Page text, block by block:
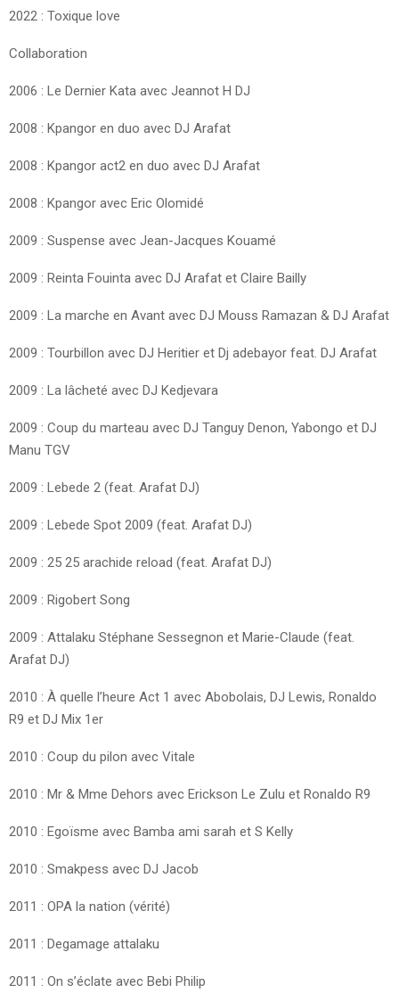
2022 : Toxique love
Collaboration
2006 : Le Dernier Kata avec Jeannot H DJ
2008 : Kpangor en duo avec DJ Arafat
2008 : Kpangor act2 en duo avec DJ Arafat
2008 : Kpangor avec Eric Olomidé
2009 : Suspense avec Jean-Jacques Kouamé
2009 : Reinta Fouinta avec DJ Arafat et Claire Bailly
2009 : La marche en Avant avec DJ Mouss Ramazan & DJ Arafat
2009 : Tourbillon avec DJ Heritier et Dj adebayor feat. DJ Arafat
2009 : La lâcheté avec DJ Kedjevara
2009 : Coup du marteau avec DJ Tanguy Denon, Yabongo et DJ
Manu TGV
2009 : Lebede 2 (feat. Arafat DJ)
2009 : Lebede Spot 2009 (feat. Arafat DJ)
2009 : 25 25 arachide reload (feat. Arafat DJ)
2009 : Rigobert Song
2009 : Attalaku Stéphane Sessegnon et Marie-Claude (feat.
Arafat DJ)
2010 : À quelle l’heure Act 1 avec Abobolais, DJ Lewis, Ronaldo
R9 et DJ Mix 1er
2010 : Coup du pilon avec Vitale
2010 : Mr & Mme Dehors avec Erickson Le Zulu et Ronaldo R9
2010 : Egoïsme avec Bamba ami sarah et S Kelly
2010 : Smakpess avec DJ Jacob
2011 : OPA la nation (vérité)
2011 : Degamage attalaku
2011 : On s’éclate avec Bebi Philip